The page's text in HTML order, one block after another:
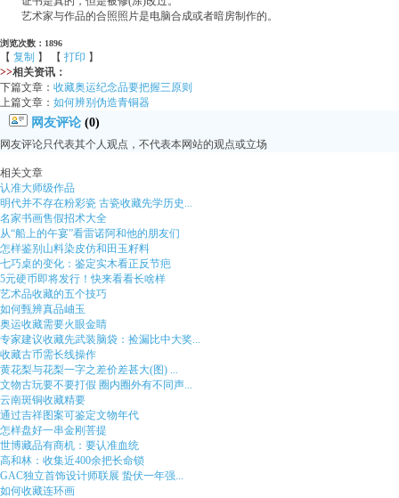
艺术家与作品的合照照片是电脑合成或者暗房制作的。
浏览次数：1896
【 复制 】 【 打印 】
>>相关资讯：
下篇文章： 收藏奥运纪念品要把握三原则
上篇文章： 如何辨别伪造青铜器
网友评论 (0)
网友评论只代表其个人观点，不代表本网站的观点或立场
相关文章
认准大师级作品
明代并不存在粉彩瓷 古瓷收藏先学历史...
名家书画售假招术大全
从“船上的午宴”看雷诺阿和他的朋友们
怎样鉴别山料染皮仿和田玉籽料
七巧桌的变化：鉴定实木看正反节疤
5元硬币即将发行！快来看看长啥样
艺术品收藏的五个技巧
如何甄辨真品岫玉
奥运收藏需要火眼金睛
专家建议收藏先武装脑袋：捡漏比中大奖...
收藏古币需长线操作
黄花梨与花梨一字之差价差甚大(图) ...
文物古玩要不要打假 圈内圈外有不同声...
云南斑铜收藏精要
通过吉祥图案可鉴定文物年代
怎样盘好一串金刚菩提
世博藏品有商机：要认准血统
高和林：收集近400余把长命锁
GAC独立首饰设计师联展 蛰伏一年强...
如何收藏连环画